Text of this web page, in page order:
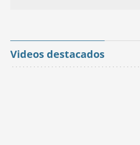
Videos destacados